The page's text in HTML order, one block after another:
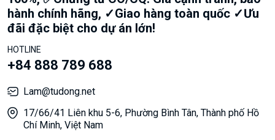
hành chính hãng, ✓Giao hàng toàn quốc ✓Ưu
đãi đặc biệt cho dự án lớn!
HOTLINE
+84 888 789 688
Lam@tudong.net
17/66/41 Liên khu 5-6, Phường Bình Tân, Thành phố Hồ
Chí Minh, Việt Nam